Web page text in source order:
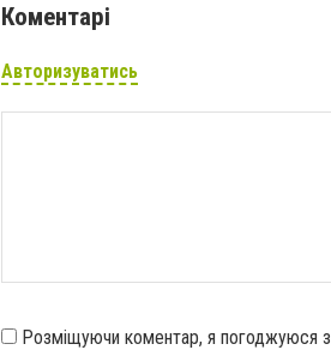
Коментарі
Авторизуватись
Розміщуючи коментар, я погоджуюся з